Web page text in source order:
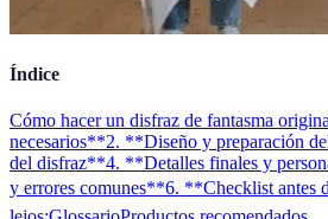
Índice
Cómo hacer un disfraz de fantasma
necesarios**2. **Diseño y preparación
del disfraz**4. **Detalles finales y
y errores comunes**6. **Checklist antes